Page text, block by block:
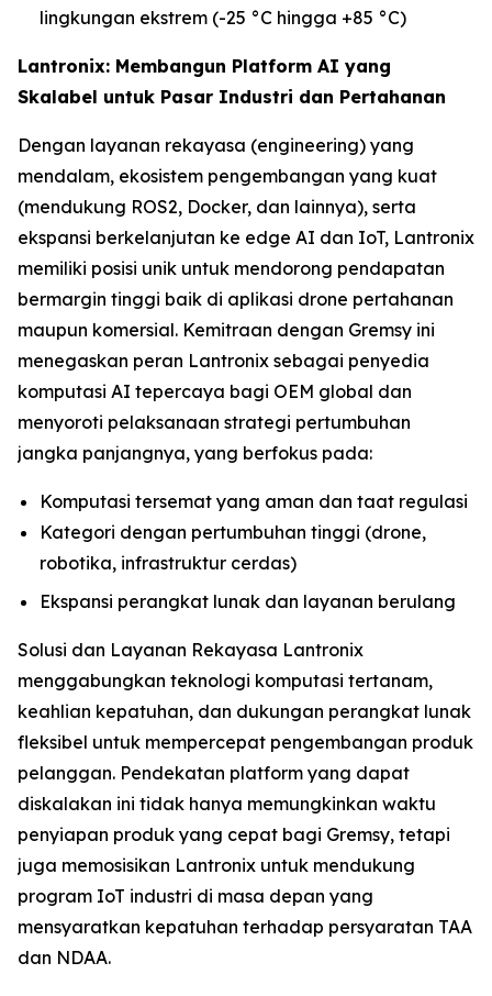
lingkungan ekstrem (-25 °C hingga +85 °C)
Lantronix: Membangun Platform AI yang
Skalabel untuk Pasar Industri dan Pertahanan
Dengan layanan rekayasa (engineering) yang
mendalam, ekosistem pengembangan yang kuat
(mendukung ROS2, Docker, dan lainnya), serta
ekspansi berkelanjutan ke edge AI dan IoT, Lantronix
memiliki posisi unik untuk mendorong pendapatan
bermargin tinggi baik di aplikasi drone pertahanan
maupun komersial. Kemitraan dengan Gremsy ini
menegaskan peran Lantronix sebagai penyedia
komputasi AI tepercaya bagi OEM global dan
menyoroti pelaksanaan strategi pertumbuhan
jangka panjangnya, yang berfokus pada:
Komputasi tersemat yang aman dan taat regulasi
Kategori dengan pertumbuhan tinggi (drone,
robotika, infrastruktur cerdas)
Ekspansi perangkat lunak dan layanan berulang
Solusi dan Layanan Rekayasa Lantronix
menggabungkan teknologi komputasi tertanam,
keahlian kepatuhan, dan dukungan perangkat lunak
fleksibel untuk mempercepat pengembangan produk
pelanggan. Pendekatan platform yang dapat
diskalakan ini tidak hanya memungkinkan waktu
penyiapan produk yang cepat bagi Gremsy, tetapi
juga memosisikan Lantronix untuk mendukung
program IoT industri di masa depan yang
mensyaratkan kepatuhan terhadap persyaratan TAA
dan NDAA.